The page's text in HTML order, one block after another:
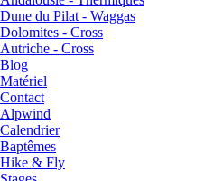
Dune du Pilat - Waggas
Dolomites - Cross
Autriche - Cross
Blog
Matériel
Contact
Alpwind
Calendrier
Baptêmes
Hike & Fly